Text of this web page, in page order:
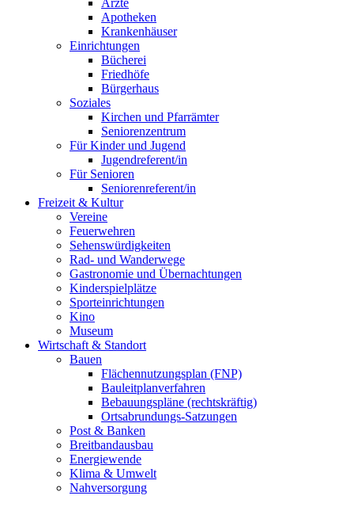
Ärzte
Apotheken
Krankenhäuser
Einrichtungen
Bücherei
Friedhöfe
Bürgerhaus
Soziales
Kirchen und Pfarrämter
Seniorenzentrum
Für Kinder und Jugend
Jugendreferent/in
Für Senioren
Seniorenreferent/in
Freizeit & Kultur
Vereine
Feuerwehren
Sehenswürdigkeiten
Rad- und Wanderwege
Gastronomie und Übernachtungen
Kinderspielplätze
Sporteinrichtungen
Kino
Museum
Wirtschaft & Standort
Bauen
Flächennutzungsplan (FNP)
Bauleitplanverfahren
Bebauungspläne (rechtskräftig)
Ortsabrundungs-Satzungen
Post & Banken
Breitbandausbau
Energiewende
Klima & Umwelt
Nahversorgung